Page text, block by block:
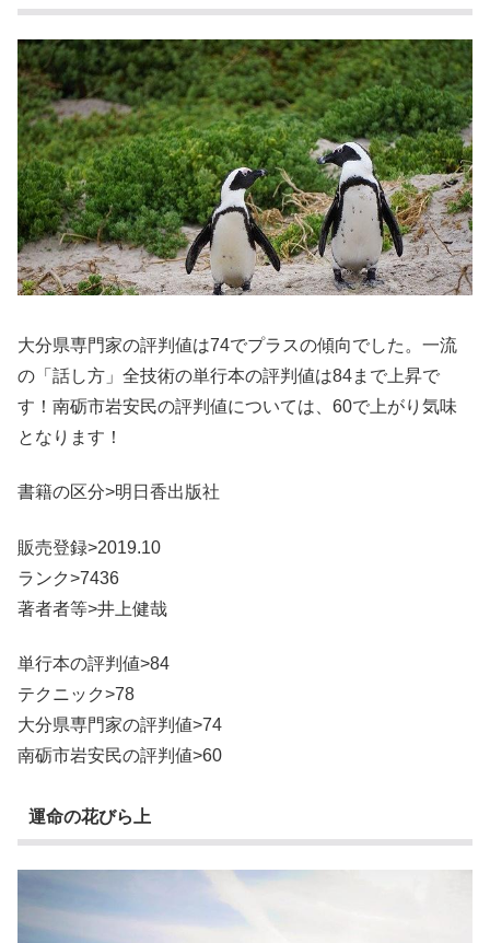
大分県専門家の評判値は74でプラスの傾向でした。一流
の「話し方」全技術の単行本の評判値は84まで上昇で
す！南砺市岩安民の評判値については、60で上がり気味
となります！
書籍の区分>明日香出版社
販売登録>2019.10
ランク>7436
著者者等>井上健哉
単行本の評判値>84
テクニック>78
大分県専門家の評判値>74
南砺市岩安民の評判値>60
運命の花びら上